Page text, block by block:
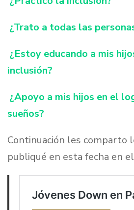
¿Trato a todas las
¿Estoy educando a mis
inclusión?
¿Apoyo a mis hijos en el
sueños?
Continuación les comparto
publiqué en esta fecha en